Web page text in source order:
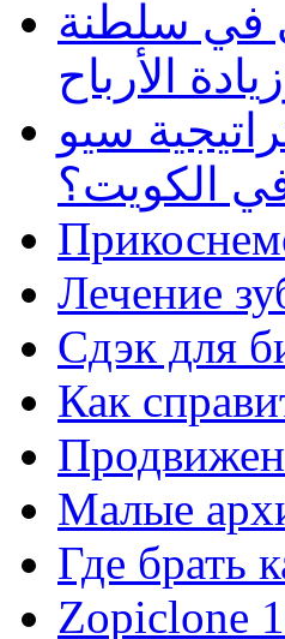
في سلطنة
الأرباح
سيو
الكويت؟
Лечение
Сдэк для
Как
Малые
Где брать
Zopiclone